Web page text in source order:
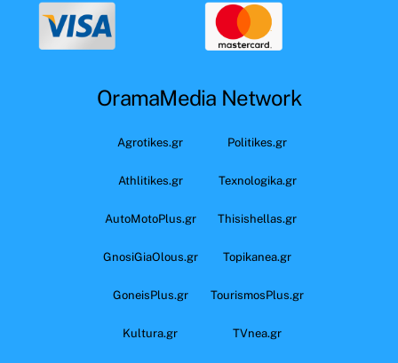
OramaMedia Network
Agrotikes.gr Politikes.gr
Athlitikes.gr Texnologika.gr
AutoMotoPlus.gr Thisishellas.gr
GnosiGiaOlous.gr Topikanea.gr
GoneisPlus.gr TourismosPlus.gr
Kultura.gr TVnea.gr